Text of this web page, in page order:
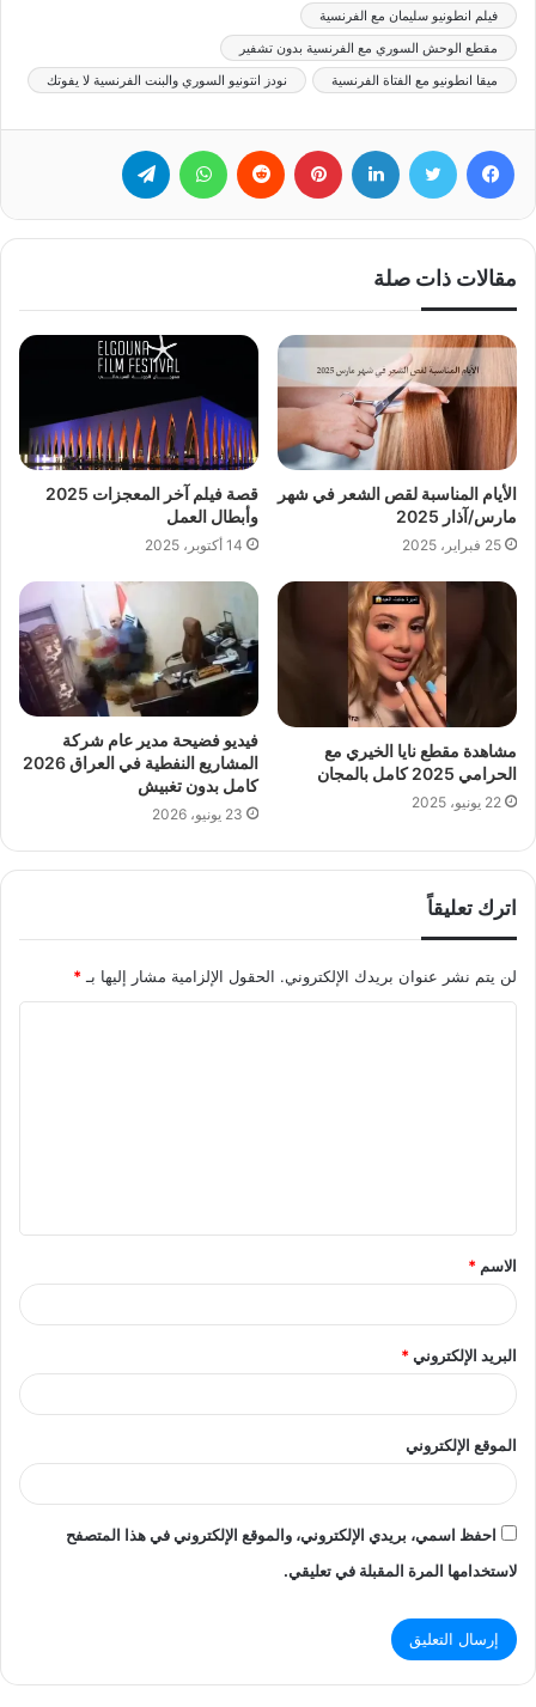
فيلم انطونيو سليمان مع الفرنسية
مقطع الوحش السوري مع الفرنسية بدون تشفير
ميقا انطونيو مع الفتاة الفرنسية
نودز انتونيو السوري والبنت الفرنسية لا يفوتك
مقالات ذات صلة
الأيام المناسبة لقص الشعر في شهر
مارس/آذار 2025
25 فبراير، 2025
قصة فيلم آخر المعجزات 2025
وأبطال العمل
14 أكتوبر، 2025
مشاهدة مقطع نايا الخيري مع
الحرامي 2025 كامل بالمجان
22 يونيو، 2025
فيديو فضيحة مدير عام شركة
المشاريع النفطية في العراق 2026
كامل بدون تغبيش
23 يونيو، 2026
اترك تعليقاً
لن يتم نشر عنوان بريدك الإلكتروني. الحقول الإلزامية مشار إليها بـ *
ق
*
الاسم *
البريد الإلكتروني*
الموقع الإلكتروني
احفظ اسمي، بريدي الإلكتروني، والموقع الإلكتروني في هذا المتصفح
لاستخدامها المرة المقبلة في تعليقي.